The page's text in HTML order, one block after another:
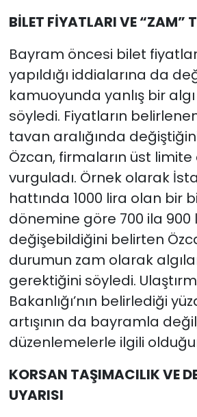
BİLET FİYATLARI VE “ZAM”
Bayram öncesi bilet
yapıldığı iddialarına da
kamuoyunda yanlış bir
söyledi. Fiyatların
tavan aralığında
Özcan, firmaların üst limite
vurguladı. Örnek olarak
hattında 1000 lira olan bir
dönemine göre 700 ila 900
değişebildiğini belirten
durumun zam olarak
gerektiğini söyledi.
Bakanlığı’nın belirlediği
artışının da bayramla
düzenlemelerle ilgili
KORSAN TAŞIMACILIK VE
UYARISI